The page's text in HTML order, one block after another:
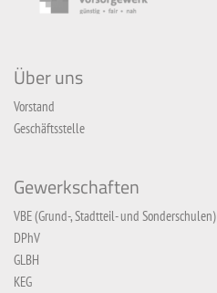
Über uns
Vorstand
Geschäftsstelle
Gewerkschaften
VBE (Grund-, Stadtteil- und Sonderschulen)
DPhV
GLBH
KEG